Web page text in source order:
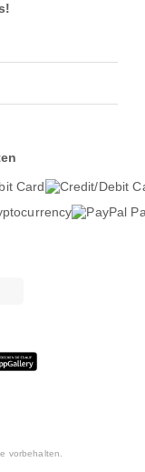
vorbehalten.